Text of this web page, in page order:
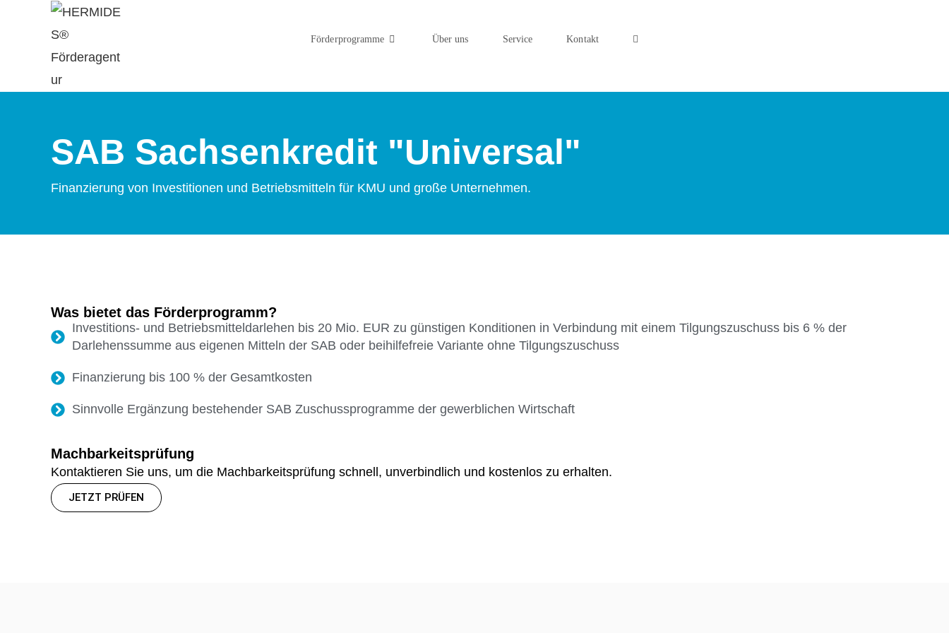
Förderprogramme Über uns Service Kontakt
SAB Sachsenkredit "Universal"
Finanzierung von Investitionen und Betriebsmitteln für KMU und große Unternehmen.
Was bietet das Förderprogramm?
Investitions- und Betriebsmitteldarlehen bis 20 Mio. EUR zu günstigen Konditionen in Verbindung mit einem Tilgungszuschuss bis 6 % der
Darlehenssumme aus eigenen Mitteln der SAB oder beihilfefreie Variante ohne Tilgungszuschuss
Finanzierung bis 100 % der Gesamtkosten
Sinnvolle Ergänzung bestehender SAB Zuschussprogramme der gewerblichen Wirtschaft
Machbarkeitsprüfung
Kontaktieren Sie uns, um die Machbarkeitsprüfung schnell, unverbindlich und kostenlos zu erhalten.
JETZT PRÜFEN